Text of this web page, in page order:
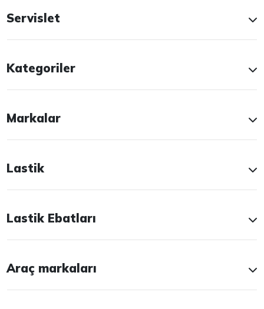
Servislet
Kategoriler
Markalar
Lastik
Lastik Ebatları
Araç markaları